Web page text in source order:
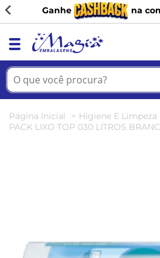
Ganhe na
Página Inicial Higiene E Limpeza
PACK LIXO TOP 030 LITROS